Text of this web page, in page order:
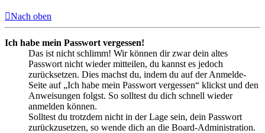
Nach oben
Ich habe mein Passwort vergessen!
Das ist nicht schlimm! Wir können dir zwar dein altes
Passwort nicht wieder mitteilen, du kannst es jedoch
zurücksetzen. Dies machst du, indem du auf der Anmelde-
Seite auf „Ich habe mein Passwort vergessen“ klickst und den
Anweisungen folgst. So solltest du dich schnell wieder
anmelden können.
Solltest du trotzdem nicht in der Lage sein, dein Passwort
zurückzusetzen, so wende dich an die Board-Administration.